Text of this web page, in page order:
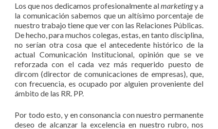
Los que nos dedicamos profesionalmente almarketingy a
la comunicación sabemos que un altísimo porcentaje de
nuestro trabajo tiene que ver con las Relaciones Públicas.
De hecho, para muchos colegas, estas, en tanto disciplina,
no serían otra cosa que el antecedente histórico de la
actual Comunicación Institucional, opinión que se ve
reforzada con el cada vez más requerido puesto de
dircom (director de comunicaciones de empresas), que,
con frecuencia, es ocupado por alguien proveniente del
ámbito de las RR. PP.
Por todo esto, y en consonancia con nuestro permanente
deseo de alcanzar la excelencia en nuestro rubro, nos